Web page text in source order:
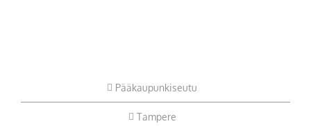
Pääkaupunkiseutu
Tampere